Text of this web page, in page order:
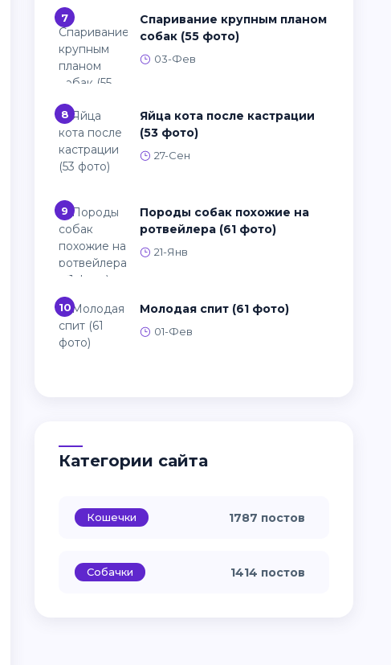
7
Спаривание крупным планом
собак (55 фото)
03-Фев
8
Яйца кота после кастрации
(53 фото)
27-Сен
9
Породы собак похожие на
ротвейлера (61 фото)
21-Янв
10 Молодая спит (61 фото)
01-Фев
Категории сайта
Кошечки 1787 постов
Собачки 1414 постов